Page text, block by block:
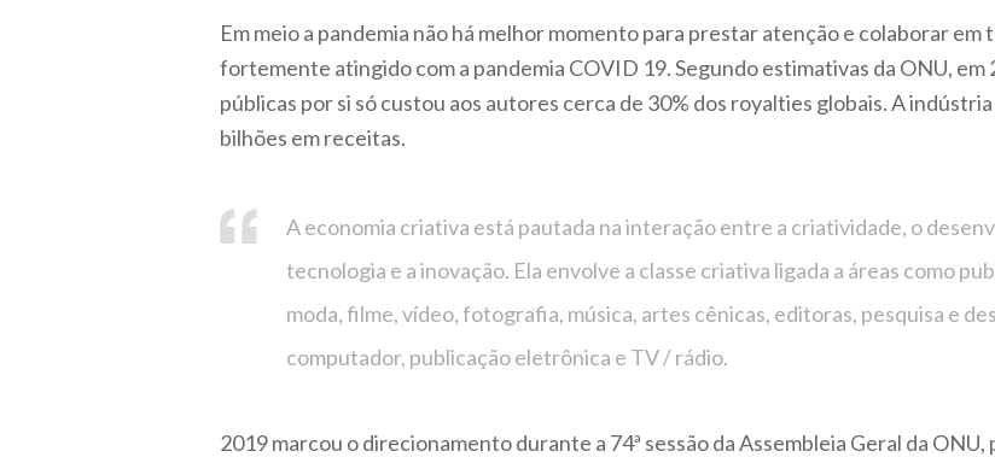
Em meio a pandemia não há melhor momento para prestar atenção e colaborar em
fortemente atingido com a pandemia COVID 19. Segundo estimativas da ONU,
públicas por si só custou aos autores cerca de 30% dos royalties globais. A
bilhões em receitas.
A economia criativa está pautada na interação entre a criatividade, o
tecnologia e a inovação. Ela envolve a classe criativa ligada a áreas como
moda, filme, vídeo, fotografia, música, artes cênicas, editoras, pesquisa e
computador, publicação eletrônica e TV / rádio.
2019 marcou o direcionamento durante a 74ª sessão da Assembleia Geral da